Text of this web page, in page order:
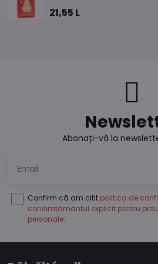
21,55 L
Abonați-vă la
Confirm că am citit politica de
consimțământul explicit pentru
personale.